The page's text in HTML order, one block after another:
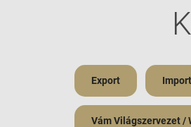
Export Import
Vám Világszervezet /